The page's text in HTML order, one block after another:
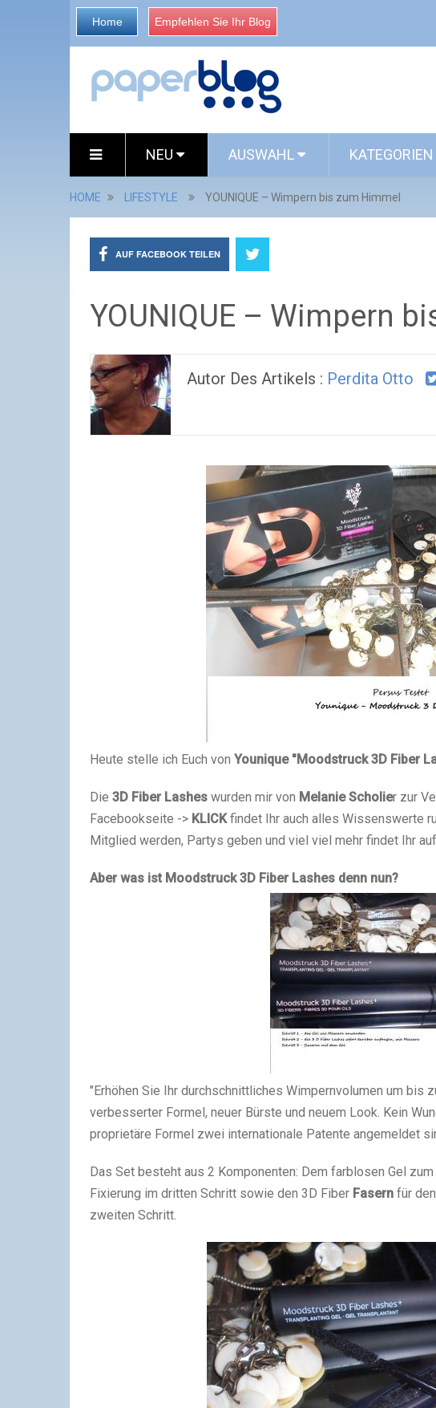
Home Empfehlen Sie Ihr Blog
NEU AUSWAHL KATEGORIEN
HOME LIFESTYLE YOUNIQUE – Wimpern bis zum Himmel
AUF FACEBOOK TEILEN
YOUNIQUE – Wimpern
Autor Des Artikels : Perdita Otto
Heute stelle ich Euch von Younique "Moodstruck 3D Fiber
Die 3D Fiber Lashes wurden mir von Melanie Scholier zur
Facebookseite -> KLICKfindet Ihr auch alles Wissenswerte
Mitglied werden, Partys geben und viel viel mehr findet Ihr
Aber was ist Moodstruck 3D Fiber Lashes denn nun?
"Erhöhen Sie Ihr durchschnittliches Wimpernvolumen um bis
verbesserter Formel, neuer Bürste und neuem Look. Kein
proprietäre Formel zwei internationale Patente angemeldet
Das Set besteht aus 2 Komponenten: Dem farblosen Gel
Fixierung im dritten Schritt sowie den 3D Fiber Fasern für
zweiten Schritt.